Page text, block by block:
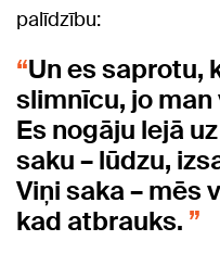
palīdzību:
Un es saprotu,
slimnīcu, jo
Es nogāju lejā
saku – lūdzu,
Viņi saka – mēs
kad atbrauks.